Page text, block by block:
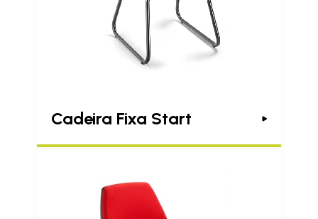
Cadeira Fixa Start